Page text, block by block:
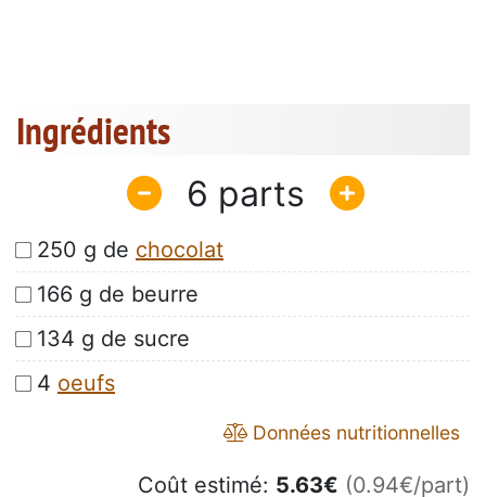
Ingrédients
6
250 g de chocolat
166 g de beurre
134 g de sucre
4 oeufs
Données nutritionnelles
Coût estimé: 5.63€ (0.94€/part)